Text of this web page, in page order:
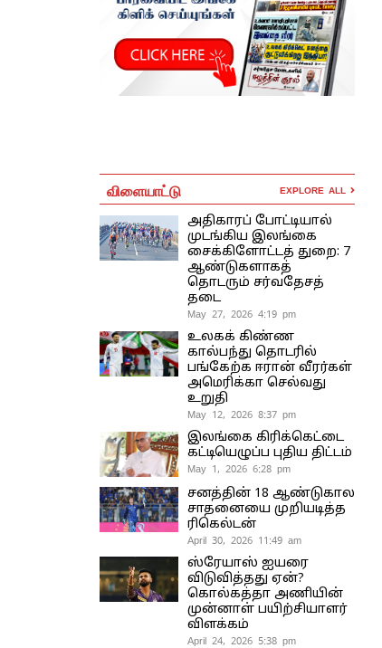
விளையாட்டு EXPLORE ALL
அதிகாரப் போட்டியால்
முடங்கிய இலங்கை
சைக்கிளோட்டத் துறை: 7
ஆண்டுகளாகத்
தொடரும் சர்வதேசத்
தடை
May 27, 2026 4:19 pm
உலகக் கிண்ண
கால்பந்து தொடரில்
பங்கேற்க ஈரான் வீரர்கள்
அமெரிக்கா செல்வது
உறுதி
May 12, 2026 8:37 pm
இலங்கை கிரிக்கெட்டை
கட்டியெழுப்ப புதிய திட்டம்
May 1, 2026 6:28 pm
சனத்தின் 18 ஆண்டுகால
சாதனையை முறியடித்த
ரிகெல்டன்
April 30, 2026 11:49 am
ஸ்ரேயாஸ் ஐயரை
விடுவித்தது ஏன்?
கொல்கத்தா அணியின்
முன்னாள் பயிற்சியாளர்
விளக்கம்
April 24, 2026 5:38 pm